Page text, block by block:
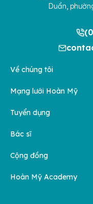
Duẩn,
Về chúng tôi
Mạng lưới Hoàn Mỹ
Tuyển dụng
Bác sĩ
Cộng đồng
Hoàn Mỹ Academy